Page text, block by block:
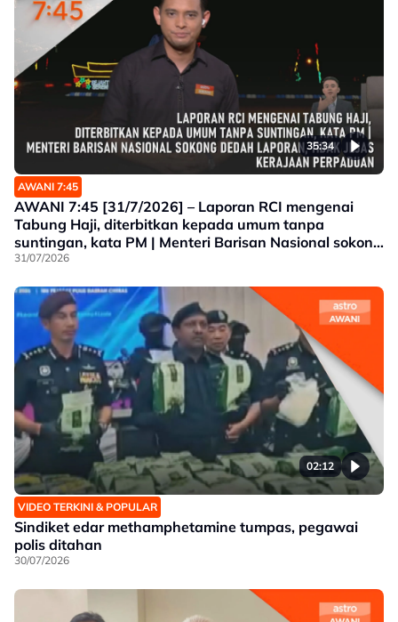
35:34
AWANI 7:45
AWANI 7:45 [31/7/2026] – Laporan RCI mengenai
Tabung Haji, diterbitkan kepada umum tanpa
suntingan, kata PM | Menteri Barisan Nasional sokong
dedah laporan, tidak jejas Kerajaan Perpaduan |
dita
31/07/2026
02:12
VIDEO TERKINI & POPULAR
Sindiket edar methamphetamine tumpas, pegawai
polis ditahan
30/07/2026